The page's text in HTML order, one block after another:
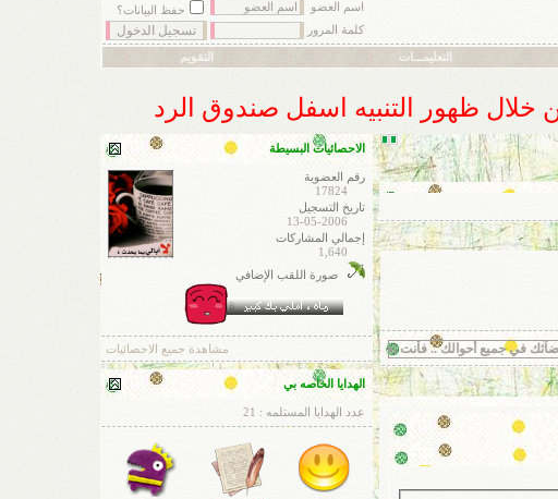
اسم العضو
حفظ البيانات؟
كلمة المرور
التعليمـــات التقويم
خلال ظهور التنبيه اسفل صندوق الرد
.. فأنت تعلم ولا أعلم يا رب العالمين ~ || مسآآآفرهـ إلى عآلم آآخر استودعكم الله ال1ذي لا تضيع ودائعه =)
الاحصائيات البسيطة
رقم العضوية
17824
تاريخ التسجيل
13-05-2006
إجمالي المشاركات
1,640
صورة اللقب الإضافي
مشاهدة جميع الاحصائيات
الهدايا الخاصه بي
عدد الهدايا المستلمه : 21